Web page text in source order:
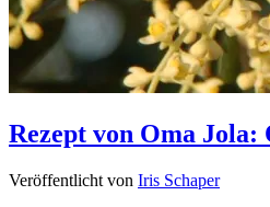
Rezept von Oma
Veröffentlicht von Iris Schaper